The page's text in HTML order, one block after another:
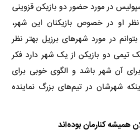
در مورد حضور دو بازیکن قزوینی
او در خصوص بازیکنان این شهر،
در مورد شهرهای برزیل بهتر نظر
تیمی دو بازیکن از یک شهر دارد فکر
آن شهر باشد و الگوی خوبی برای
شهرشان در تیم‌های بزرگ نماینده
همیشه کنارمان بوده‌اند